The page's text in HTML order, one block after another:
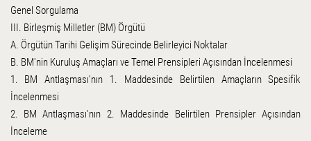
Genel Sorgulama
III. Birleşmiş Milletler (BM) Örgütü
A. Örgütün Tarihi Gelişim Sürecinde Belirleyici Noktalar
B. BM'nin Kuruluş Amaçları ve Temel Prensipleri Açısından İncelenmesi
1. BM Antlaşması'nın 1. Maddesinde Belirtilen Amaçların Spesifik
İncelenmesi
2. BM Antlaşması'nın 2. Maddesinde Belirtilen Prensipler Açısından
İnceleme